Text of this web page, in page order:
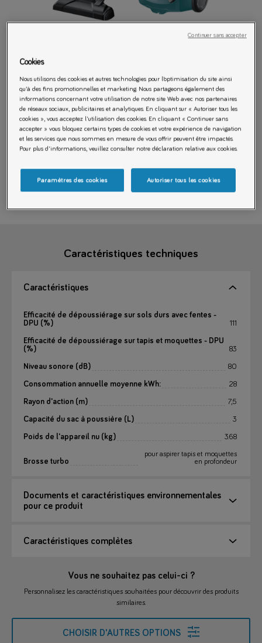
TOEG44PBM
Aspirateur avec sac
Compact, léger et performant. Easy Go est aussi ultra maniable. Il
est facile à transporter grâce à sa poignée de transport. Doté d'un
filtre hygiène 12 lavable, sa filtration est excellente. Deux petits
accessoires toujours à leur place dans leur compartiment vous
Caractéristiques techniques
Caractéristiques
Efficacité de dépoussiérage sur sols durs avec fentes -
DPU (%)
111
Efficacité de dépoussiérage sur tapis et moquettes - DPU
(%)
83
Niveau sonore (dB) 80
Consommation annuelle moyenne kWh: 28
Rayon d'action (m) 7,5
Capacité du sac à poussière (L) 3
Poids de l'appareil nu (kg) 3.68
Brosse turbo
pour aspirer tapis et moquettes
en profondeur
Documents et caractéristiques environnementales
pour ce produit
Caractéristiques complètes
Vous ne souhaitez pas celui-ci ?
Personnalisez les caractéristiques souhaitées pour découvrir des produits
similaires.
CHOISIR D'AUTRES OPTIONS
Cookies
Nous utilisons des cookies et autres technologies pour l’optimisation du site ainsi
qu’à des fins promotionnelles et marketing. Nous partageons également des
informations concernant votre utilisation de notre site Web avec nos partenaires
de réseaux sociaux, publicitaires et analytiques. En cliquant sur « Autoriser tous les
cookies », vous acceptez l'utilisation des cookies. En cliquant « Continuer sans
accepter » vous bloquez certains types de cookies et votre expérience de navigation
et les services que nous sommes en mesure de vous offrir peuvent être impactés.
Pour plus d'informations, veuillez consulter notre déclaration relative aux cookies.
Paramètres des cookies Autoriser tous les cookies
Continuer sans accepter